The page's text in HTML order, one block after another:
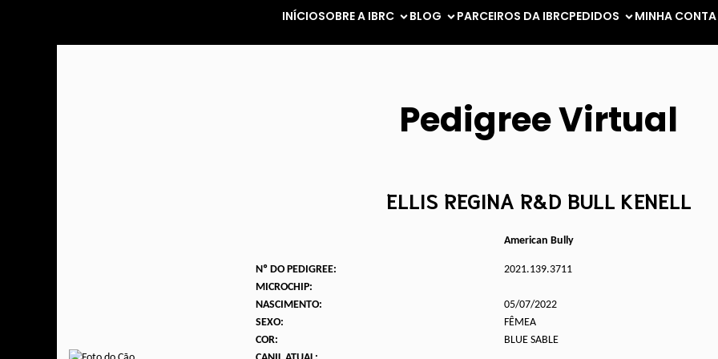
INÍCIOSOBRE A IBRC BLOG PARCEIROS DA IBRCPEDIDOS MINHA CONTA
Pedigree Virtual
ELLIS REGINA R&D BULL KENELL
American Bully
Nº DO PEDIGREE:
2021.139.3711
MICROCHIP:
NASCIMENTO:
05/07/2022
SEXO:
FÊMEA
COR:
BLUE SABLE